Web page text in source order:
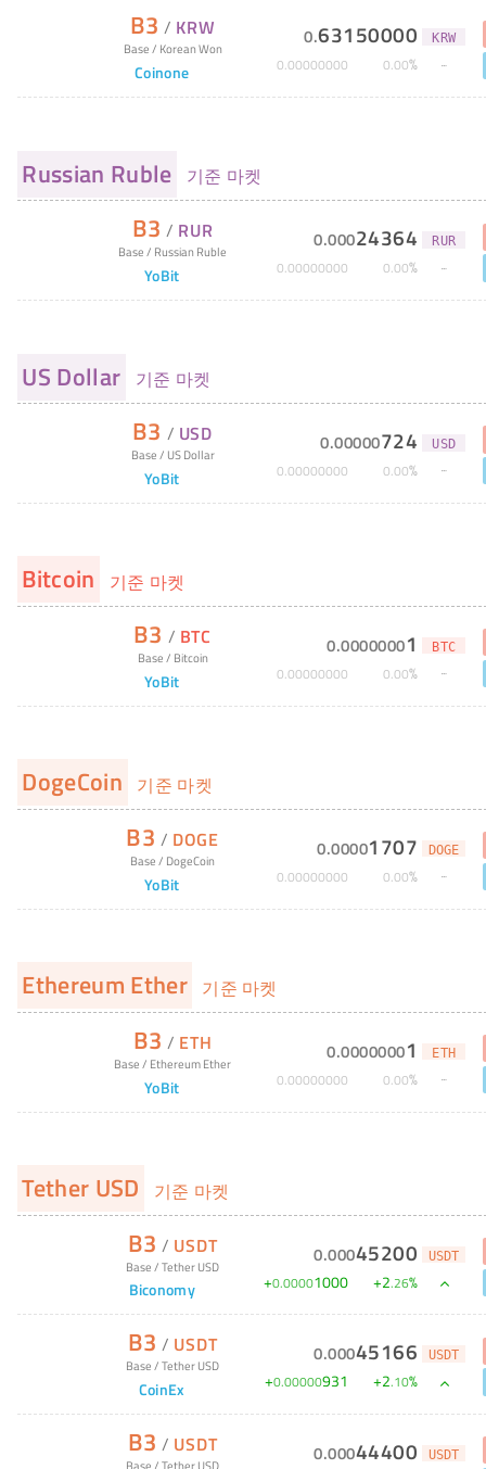
B3 / KRW
Base/ Korean Won
Coinone
0.63150000 KRW
0.00000000 0.00%
Russian Ruble 기준 마켓
B3 / RUR
Base/ Russian Ruble
YoBit
0.00024364 RUR
0.00000000 0.00%
US Dollar 기준 마켓
B3 / USD
Base/ US Dollar
YoBit
0.00000724 USD
0.00000000 0.00%
Bitcoin 기준 마켓
B3 / BTC
Base/ Bitcoin
YoBit
0.00000001 BTC
0.00000000 0.00%
DogeCoin 기준 마켓
B3 / DOGE
Base/ DogeCoin
YoBit
0.00001707 DOGE
0.00000000 0.00%
Ethereum Ether 기준 마켓
B3 / ETH
Base/ Ethereum Ether
YoBit
0.00000001 ETH
0.00000000 0.00%
Tether USD 기준 마켓
B3 / USDT
Base/Tether USD
Biconomy
0.00045200 USDT
+0.00001000 +2.26%
B3 / USDT
Base/Tether USD
CoinEx
0.00045166 USDT
+0.00000931 +2.10%
B3 / USDT
Base /Tether USD 0.00044400 USDT